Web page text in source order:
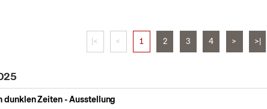
|< < 1 2 3 4 > >|
dunklen Zeiten - Ausstellung